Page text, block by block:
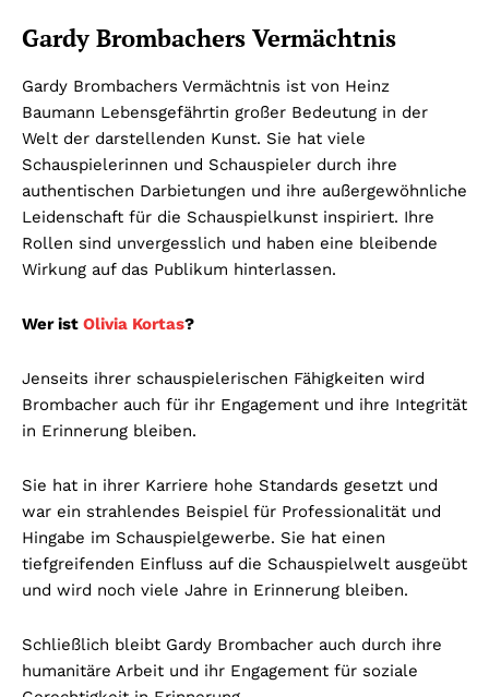
Gardy Brombachers Vermächtnis
Gardy Brombachers Vermächtnis ist von Heinz
Baumann Lebensgefährtin großer Bedeutung in der
Welt der darstellenden Kunst. Sie hat viele
Schauspielerinnen und Schauspieler durch ihre
authentischen Darbietungen und ihre außergewöhnliche
Leidenschaft für die Schauspielkunst inspiriert. Ihre
Rollen sind unvergesslich und haben eine bleibende
Wirkung auf das Publikum hinterlassen.
Wer ist Olivia Kortas?
Jenseits ihrer schauspielerischen Fähigkeiten wird
Brombacher auch für ihr Engagement und ihre Integrität
in Erinnerung bleiben.
Sie hat in ihrer Karriere hohe Standards gesetzt und
war ein strahlendes Beispiel für Professionalität und
Hingabe im Schauspielgewerbe. Sie hat einen
tiefgreifenden Einfluss auf die Schauspielwelt ausgeübt
und wird noch viele Jahre in Erinnerung bleiben.
Schließlich bleibt Gardy Brombacher auch durch ihre
humanitäre Arbeit und ihr Engagement für soziale